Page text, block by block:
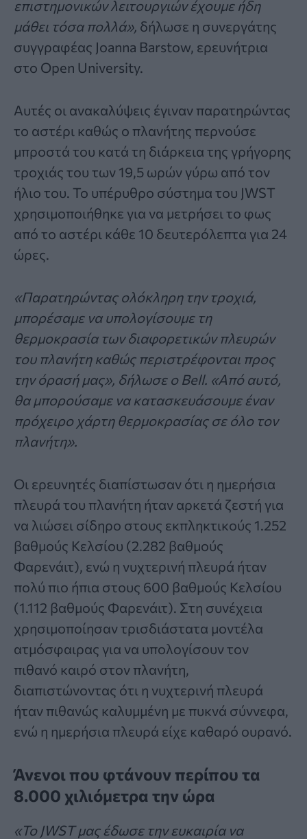
επιστημονικών λειτουργιών έχουμε ήδη
μάθει τόσα πολλά», δήλωσε η συνεργάτης
συγγραφέας Joanna Barstow, ερευνήτρια
στο Open University.
Αυτές οι ανακαλύψεις έγιναν παρατηρώντας
το αστέρι καθώς ο πλανήτης περνούσε
μπροστά του κατά τη διάρκεια της γρήγορης
τροχιάς του των 19,5 ωρών γύρω από τον
ήλιο του. Το υπέρυθρο σύστημα του JWST
χρησιμοποιήθηκε για να μετρήσει το φως
από το αστέρι κάθε 10 δευτερόλεπτα για 24
ώρες.
«Παρατηρώντας ολόκληρη την τροχιά,
μπορέσαμε να υπολογίσουμε τη
θερμοκρασία των διαφορετικών πλευρών
του πλανήτη καθώς περιστρέφονται προς
την όρασή μας», δήλωσε ο Bell. «Από αυτό,
θα μπορούσαμε να κατασκευάσουμε έναν
πρόχειρο χάρτη θερμοκρασίας σε όλο τον
πλανήτη».
Οι ερευνητές διαπίστωσαν ότι η ημερήσια
πλευρά του πλανήτη ήταν αρκετά ζεστή για
να λιώσει σίδηρο στους εκπληκτικούς 1.252
βαθμούς Κελσίου (2.282 βαθμούς
Φαρενάιτ), ενώ η νυχτερινή πλευρά ήταν
πολύ πιο ήπια στους 600 βαθμούς Κελσίου
(1.112 βαθμούς Φαρενάιτ). Στη συνέχεια
χρησιμοποίησαν τρισδιάστατα μοντέλα
ατμόσφαιρας για να υπολογίσουν τον
πιθανό καιρό στον πλανήτη,
διαπιστώνοντας ότι η νυχτερινή πλευρά
ήταν πιθανώς καλυμμένη με πυκνά σύννεφα,
ενώ η ημερήσια πλευρά είχε καθαρό ουρανό.
Άνενοι που φτάνουν περίπου τα
8.000 χιλιόμετρα την ώρα
«Το JWST μας έδωσε την ευκαιρία να